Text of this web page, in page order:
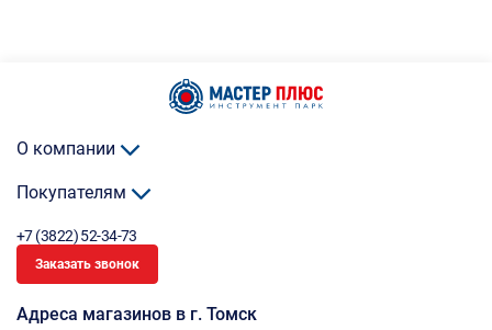
О компании
Покупателям
+7 (3822) 52-34-73
Заказать звонок
Адреса магазинов в г. Томск